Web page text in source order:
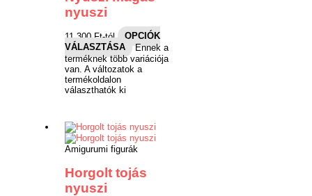
nyuszi
11,300Ft-tól
OPCIÓK
VÁLASZTÁSA
Ennek a
terméknek több variációja
van. A változatok a
termékoldalon
választhatók ki
Amigurumi figurák
Horgolt tojás
nyuszi